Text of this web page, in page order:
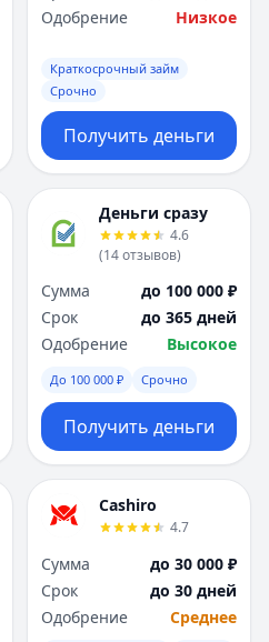
Одобрение
Низкое
Краткосрочный займ
Срочно
Получить деньги
Деньги сразу
4.6
(14отзывов)
Сумма
до 100 000 ₽
Срок
до 365 дней
Одобрение
Высокое
До 100 000 ₽ Срочно
Получить деньги
Cashiro
4.7
Сумма
до 30 000 ₽
Срок
до 30 дней
Одобрение
Среднее